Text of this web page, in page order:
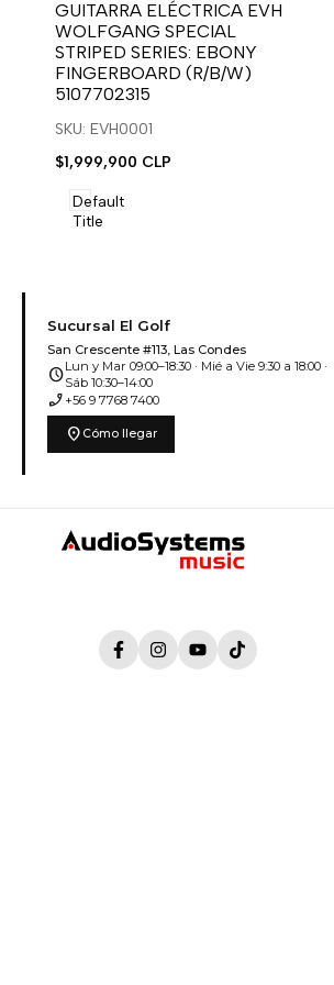
para
usar
la
lista
de
deseos.
para
usar
Compare
GUITARRA ELÉCTRICA EVH
WOLFGANG SPECIAL
STRIPED SERIES: EBONY
FINGERBOARD (R/B/W)
5107702315
SKU: EVH0001
Precio
venta
$1,999,900 CLP
Default
Title
Sucursal El Golf
San Crescente #113, Las Condes
scheduleLun y Mar 09:00–18:30 · Mié a Vie 9:30 a 18:00 ·
Sáb 10:30–14:00
phone_enabled +56 9 7768 7400
location_on Cómo llegar
FacebookInstagramYouTubeTikTok